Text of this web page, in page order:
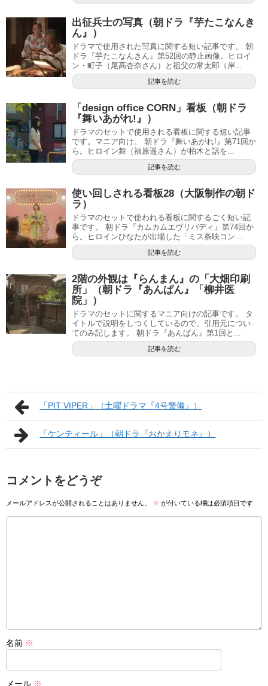
出征兵士の写真（朝ドラ『芋たこなんき
ん』）
ドラマで使用された写真に関する短い記事です。 朝
ドラ『芋たこなんきん』第52回の静止画像。ヒロイ
ン・町子（尾高杏奈さん）と祖父の常太郎（岸...
記事を読む
「design office CORN」看板（朝ドラ
『舞いあがれ!』）
ドラマのセットで使用される看板に関する短い記事
です。マニア向け。 朝ドラ『舞いあがれ!』第71回か
ら。ヒロイン舞（福原遥さん）が柏木と話を...
記事を読む
使い回しされる看板28（大阪制作の朝ド
ラ）
ドラマのセットで使われる看板に関するごく短い記
事です。 朝ドラ『カムカムエヴリバディ』第74回か
ら。ヒロインひなたが出場した「ミス条映コン...
記事を読む
2階の外観は『らんまん』の「大畑印刷
所」（朝ドラ『あんぱん』「柳井医
院」）
ドラマのセットに関するマニア向けの記事です。 タ
イトルで説明をしつくしているので、引用元につい
てのみ記します。 朝ドラ『あんぱん』第1回と...
記事を読む
「PIT VIPER」（土曜ドラマ『4号警備』）
「ケンティール」（朝ドラ『おかえりモネ』）
コメントをどうぞ
メールアドレスが公開されることはありません。 ※ が付いている欄は必須項目です
名前 ※
メール ※